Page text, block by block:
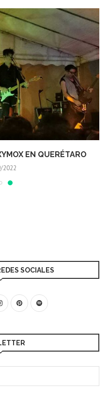
EN QUERÉTARO
2022
SOCIALES